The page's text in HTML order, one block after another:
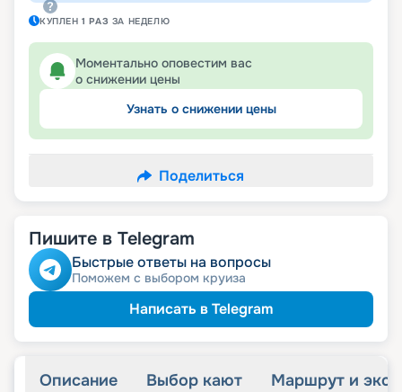
КУПЛЕН1 РАЗ ЗА НЕДЕЛЮ
Моментально оповестим вас
о снижении цены
Узнать о снижении цены
Поделиться
Пишите в Telegram
Быстрые ответы на вопросы
Поможем с выбором круиза
Написать в Telegram
Описание Выбор кают Маршрут и